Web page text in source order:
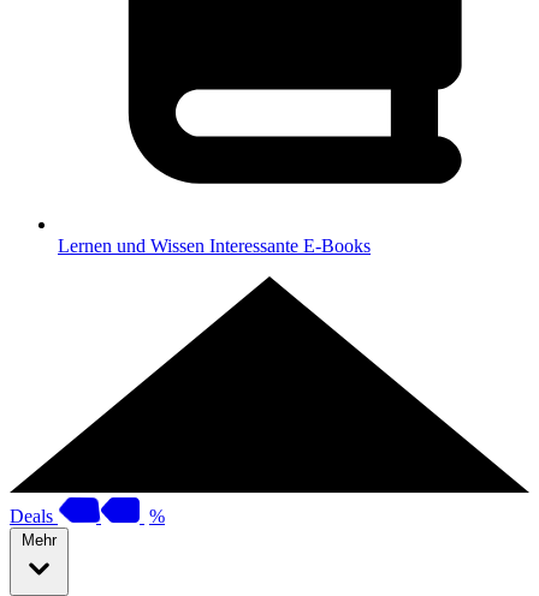
Lernen und Wissen Interessante E-Books
Deals %
Mehr